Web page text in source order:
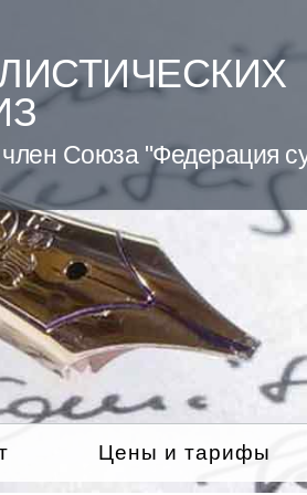
Союза "Федерация
Цены и тарифы